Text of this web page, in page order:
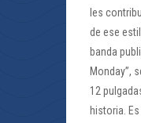
les
de ese
banda
Monday”,
12
historia.